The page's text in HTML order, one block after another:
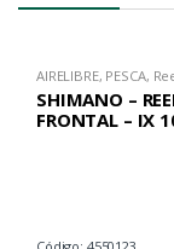
AIRELIBRE, PESCA,
SHIMANO –
FRONTAL – IX